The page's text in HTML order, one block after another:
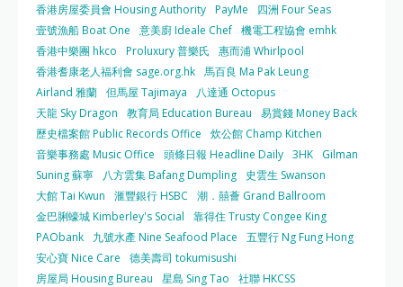
香港房屋委員會 Housing Authority PayMe
四洲 Four Seas
壹號漁船 Boat One
意美廚 Ideale Chef 機電工程協會 emhk
香港中樂團 hkco
Proluxury 普樂氏
惠而浦 Whirlpool
香港耆康老人福利會 sage.org.hk 馬百良 Ma Pak Leung
Airland 雅蘭 但馬屋 Tajimaya
八達通 Octopus
天龍 Sky Dragon
教育局 Education Bureau
易賞錢 Money Back
歷史檔案館 Public Records Office
炊公館 Champ Kitchen
音樂事務處 Music Office
頭條日報 Headline Daily 3HK
Gilman
Suning 蘇寧
八方雲集 Bafang Dumpling
史雲生 Swanson
大館 Tai Kwun
滙豐銀行 HSBC
潮．囍薈 Grand Ballroom
金巴脷蠔城 Kimberley's Social
靠得住 Trusty Congee King
PAObank
九號水產 Nine Seafood Place
五豐行 Ng Fung Hong
安心寶 Nice Care
德美壽司 tokumisushi
房屋局 Housing Bureau
星島 Sing Tao
社聯 HKCSS